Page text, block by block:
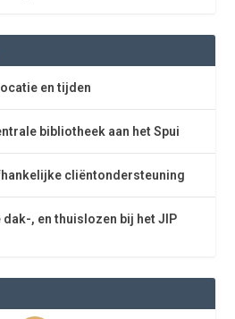
en tijden
bibliotheek aan het Spui
cliëntondersteuning
, en thuislozen bij het JIP